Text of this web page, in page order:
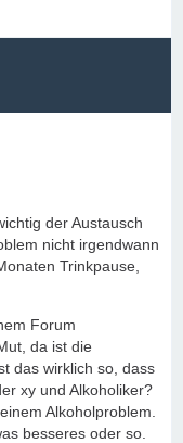
der Austausch
nicht irgendwann
Trinkpause,
Forum
da ist die
das wirklich so, dass
xy und Alkoholiker?
Alkoholproblem.
besseres oder so.